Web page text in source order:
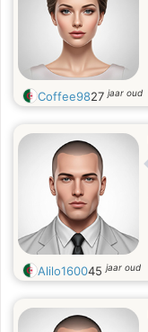
Coffee9827jaar oud
Alilo160045jaar oud